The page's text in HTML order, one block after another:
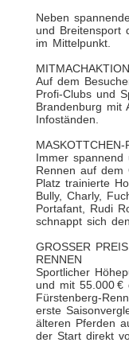
Neben
und Breitensport
im Mittelpunkt.
Auf dem
Profi-Clubs und
Brandenburg mit
Infoständen.
MASKOTTCHEN-
Immer spannend
Rennen auf dem
Platz trainierte
Bully, Charly,
Portafant, Rudi
schnappt sich
GROSSER
RENNEN
Sportlicher
und mit 55.000
Fürstenberg-
erste
älteren Pferden
der Start direkt